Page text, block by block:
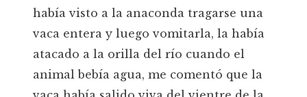
había visto a la anaconda tragarse una
vaca entera y luego vomitarla, la había
atacado a la orilla del río cuando el
animal bebía agua, me comentó que la